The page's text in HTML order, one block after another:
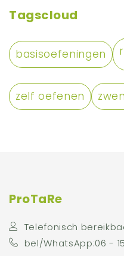
Tagscloud
basisoefeningen
zelf oefenen
ProTaRe
Telefonisch
bel/WhatsApp:06 - 15